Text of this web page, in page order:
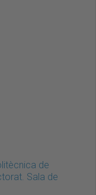
de
Sala de